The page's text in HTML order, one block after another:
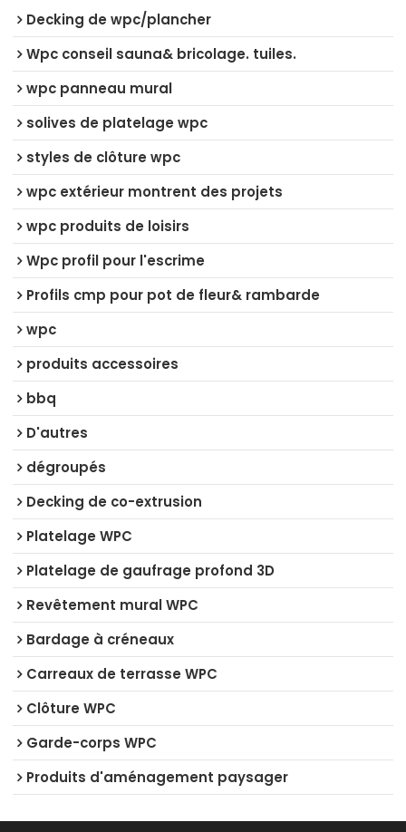
Decking de wpc/plancher
Wpc conseil sauna& bricolage. tuiles.
wpc panneau mural
solives de platelage wpc
styles de clôture wpc
wpc extérieur montrent des projets
wpc produits de loisirs
Wpc profil pour l'escrime
Profils cmp pour pot de fleur& rambarde
wpc
produits accessoires
bbq
D'autres
dégroupés
Decking de co-extrusion
Platelage WPC
Platelage de gaufrage profond 3D
Revêtement mural WPC
Bardage à créneaux
Carreaux de terrasse WPC
Clôture WPC
Garde-corps WPC
Produits d'aménagement paysager